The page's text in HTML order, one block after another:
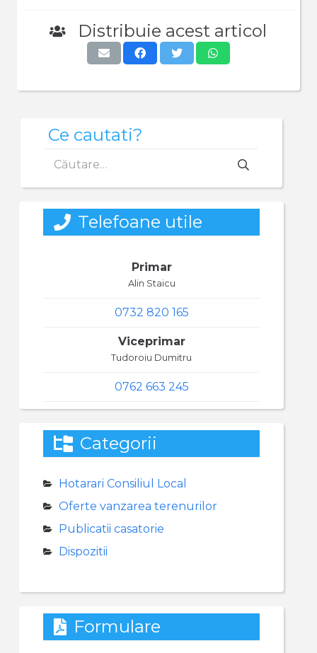
Distribuie acest articol
Ce cautati?
după:
Telefoane utile
Primar
Alin Staicu
0732 820 165
Viceprimar
Tudoroiu Dumitru
0762 663 245
Categorii
Hotarari Consiliul Local
Oferte vanzarea terenurilor
Publicatii casatorie
Dispozitii
Formulare